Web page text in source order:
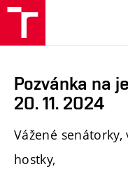
Pozvánka na
20. 11. 2024
Vážené
hostky,